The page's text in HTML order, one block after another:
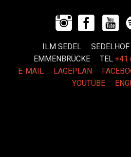
ILM SEDEL
EMMENBRÜCKE TEL+41
E-MAIL
LAGEPLAN
YOUTUBE